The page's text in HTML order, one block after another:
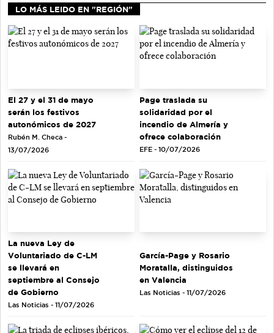
LO MÁS LEIDO EN "REGIÓN"
El 27 y el 31 de mayo
serán los festivos
autonómicos de 2027
Rubén M. Checa -
13/07/2026
Page traslada su
solidaridad por el
incendio de Almería y
ofrece colaboración
EFE - 10/07/2026
La nueva Ley de
Voluntariado de C-LM
se llevará en
septiembre al Consejo
de Gobierno
Las Noticias - 11/07/2026
García-Page y Rosario
Moratalla, distinguidos
en Valencia
Las Noticias - 11/07/2026